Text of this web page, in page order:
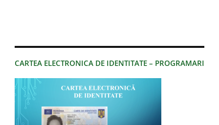
CARTEA ELECTRONICA DE IDENTITATE – PROGRAMARI